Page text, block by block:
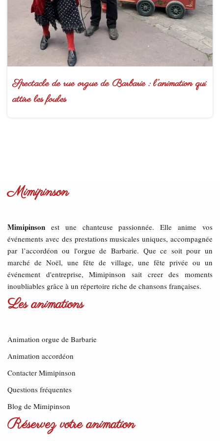
Spectacle de rue orgue de Barbarie : l’animation qui
attire les foules
Mimipinson
Mimipinson est une chanteuse passionnée. Elle anime vos
événements avec des prestations musicales uniques, accompagnée
par l’accordéon ou l'orgue de Barbarie. Que ce soit pour un
marché de Noël, une fête de village, une fête privée ou un
événement d'entreprise, Mimipinson sait creer des moments
inoubliables grâce à un répertoire riche de chansons françaises.
Les animations
Animation orgue de Barbarie
Animation accordéon
Contacter Mimipinson
Questions fréquentes
Blog de Mimipinson
Réservez votre animation